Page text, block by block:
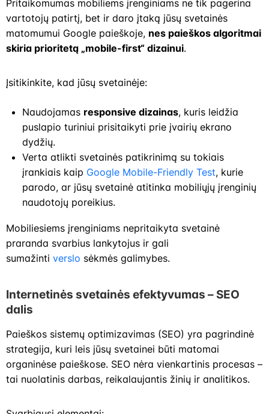
Pritaikomumas mobiliems įrenginiams ne tik pagerina
vartotojų patirtį, bet ir daro įtaką jūsų svetainės
matomumui Google paieškoje, nes paieškos algoritmai
skiria prioritetą „mobile-first“ dizainui.
Įsitikinkite, kad jūsų svetainėje:
Naudojamas responsive dizainas, kuris leidžia
puslapio turiniui prisitaikyti prie įvairių ekrano
dydžių.
Verta atlikti svetainės patikrinimą su tokiais
įrankiais kaip Google Mobile-Friendly Test, kurie
parodo, ar jūsų svetainė atitinka mobiliųjų įrenginių
naudotojų poreikius.
Mobiliesiems įrenginiams nepritaikyta svetainė
praranda svarbius lankytojus ir gali
sumažinti verslo sėkmės galimybes.
Internetinės svetainės efektyvumas –SEO
dalis
Paieškos sistemų optimizavimas (SEO) yra pagrindinė
strategija, kuri leis jūsų svetainei būti matomai
organinėse paieškose. SEO nėra vienkartinis procesas –
tai nuolatinis darbas, reikalaujantis žinių ir analitikos.